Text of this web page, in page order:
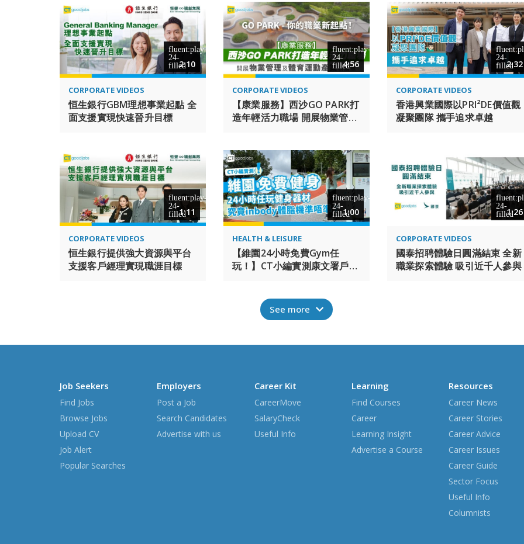
伍AI物理治療方案奪魁
2:10
CORPORATE VIDEOS
恒生銀行GBM理想事業起點 全
面支援實現快速晉升目標
4:56
CORPORATE VIDEOS
【康業服務】西沙GO PARK打
造年輕活力職場 開展物業管理
2:32
CORPORATE VIDEOS
香港興業國際以PRI²DE價值觀
凝聚團隊 攜手追求卓越
1:11
CORPORATE VIDEOS
恒生銀行提供強大資源與平台
支援客戶經理實現職涯目標
1:00
HEALTH & LEISURE
【維園24小時免費Gym任
玩！】CT小編實測康文署戶外
1:26
CORPORATE VIDEOS
國泰招聘體驗日圓滿結束 全新
職業探索體驗 吸引近千人參與
See more
Job Seekers
Find Jobs
Browse Jobs
Upload CV
Job Alert
Popular Searches
Employers
Post a Job
Search Candidates
Advertise with us
Career Kit
CareerMove
SalaryCheck
Useful Info
Learning
Find Courses
Career
Learning Insight
Advertise a Course
Resources
Career News
Career Stories
Career Advice
Career Issues
Career Guide
Sector Focus
Useful Info
Columnists